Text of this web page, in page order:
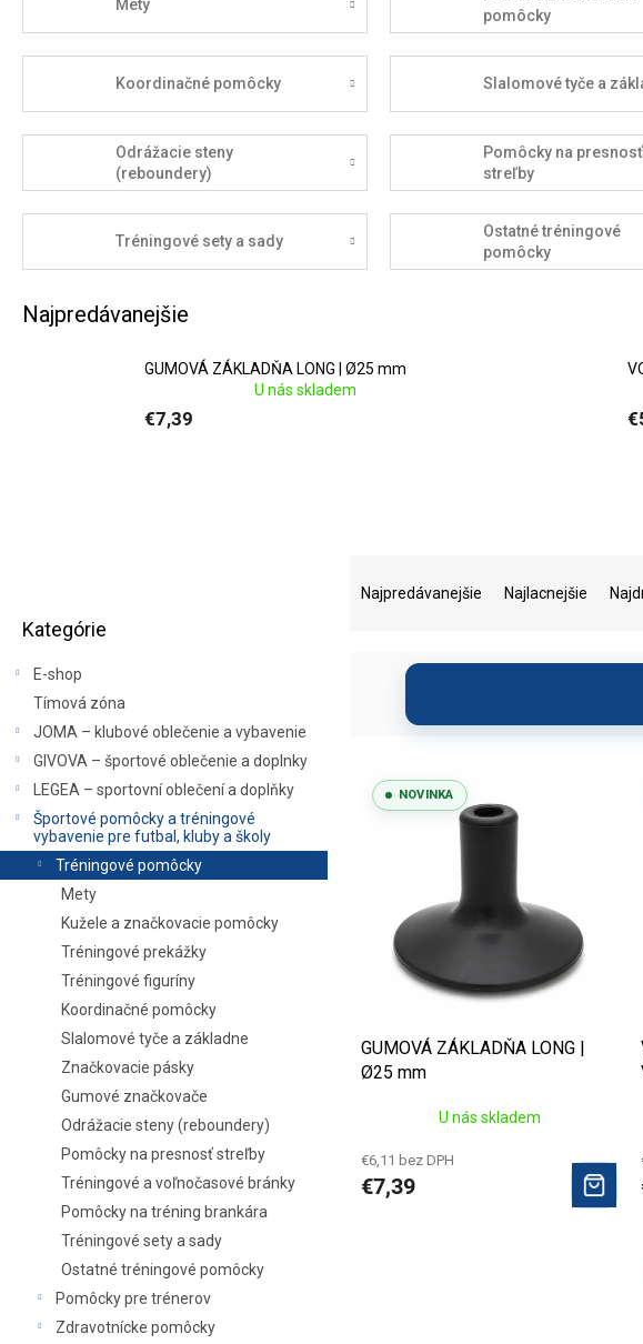
Mety
pomôcky
Koordinačné pomôcky Slalomové tyče a
Odrážacie steny
(reboundery)
Pomôcky na presnosť
streľby
Tréningové sety a sady
Ostatné tréningové
pomôcky
Najpredávanejšie
GUMOVÁ ZÁKLADŇA LONG | Ø25 mm
U nás skladem
€7,39
kategórie
Kategórie
E-shop
Tímová zóna
JOMA – klubové oblečenie a vybavenie
GIVOVA – športové oblečenie a doplnky
LEGEA – sportovní oblečení a doplňky
Športové pomôcky a tréningové
vybavenie pre futbal, kluby a školy
Tréningové pomôcky
Mety
Kužele a značkovacie pomôcky
Tréningové prekážky
Tréningové figuríny
Koordinačné pomôcky
Slalomové tyče a základne
Značkovacie pásky
Gumové značkovače
Odrážacie steny (reboundery)
Pomôcky na presnosť streľby
Tréningové a voľnočasové bránky
Pomôcky na tréning brankára
Tréningové sety a sady
Ostatné tréningové pomôcky
Pomôcky pre trénerov
Zdravotnícke pomôcky
Najpredávanejšie Najlacnejšie
NOVINKA
GUMOVÁ ZÁKLADŇA LONG |
Ø25 mm
U nás skladem
€6,11 bez DPH
€7,39